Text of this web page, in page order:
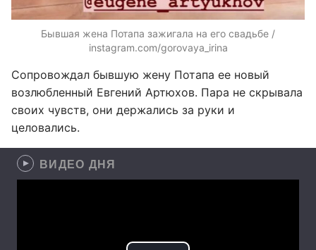
Бывшая жена Потапа зажигала на его свадьбе /
instagram.com/gorovaya_irina
Сопровождал бывшую жену Потапа ее новый
возлюбленный Евгений Артюхов. Пара не скрывала
своих чувств, они держались за руки и
целовались.
ВИДЕО ДНЯ